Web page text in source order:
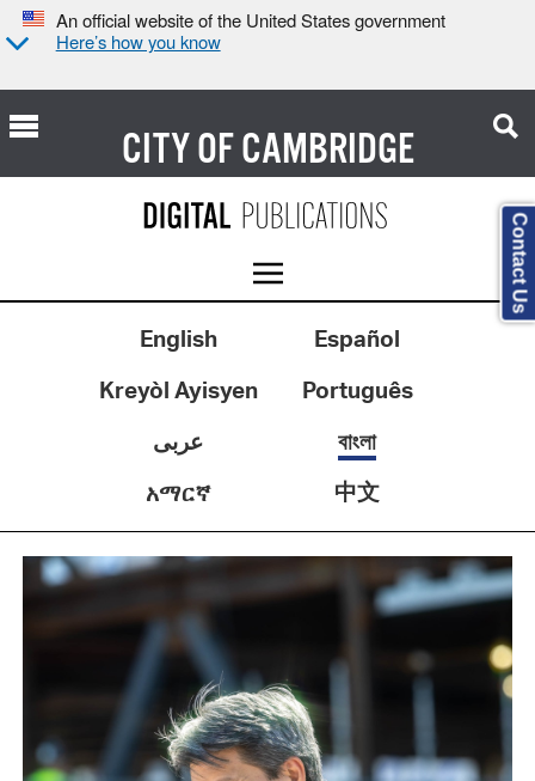
An official website of the United States government
Here’s how you know
CITY OFCAMBRIDGE
English
Español
Kreyòl Ayisyen
Português
عربى
বাংলা
አማርኛ
中文
Contact Us